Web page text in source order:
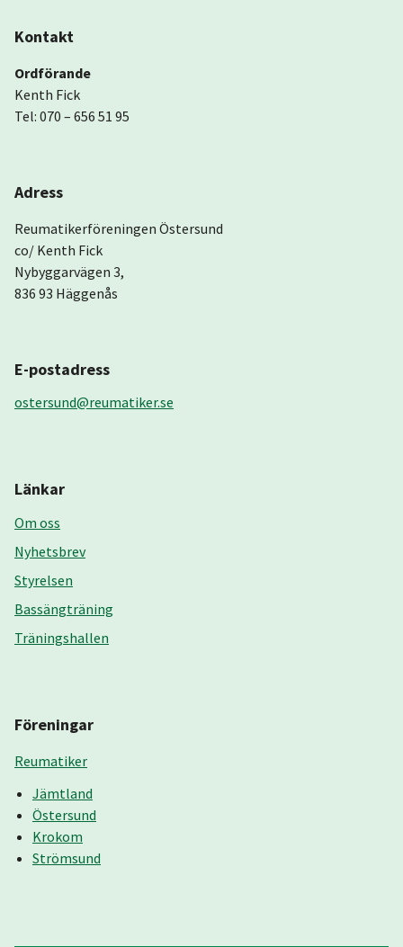
Kontakt
Ordförande
Kenth Fick
Tel: 070 – 656 51 95
Adress
Reumatikerföreningen Östersund
co/ Kenth Fick
Nybyggarvägen 3,
836 93 Häggenås
E-postadress
ostersund@reumatiker.se
Länkar
Om oss
Nyhetsbrev
Styrelsen
Bassängträning
Träningshallen
Föreningar
Reumatiker
Jämtland
Östersund
Krokom
Strömsund